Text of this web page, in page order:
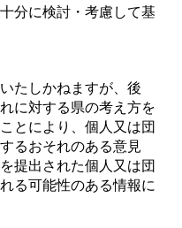
分に検討・考慮して基
たしかねますが、後
に対する県の考え方を
とにより、個人又は団
るおそれのある意見
提出された個人又は団
る可能性のある情報に